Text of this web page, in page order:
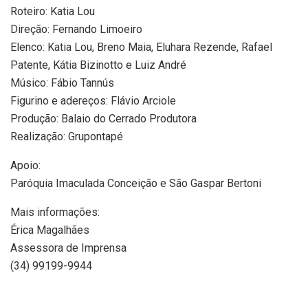
Roteiro: Katia Lou
Direção: Fernando Limoeiro
Elenco: Katia Lou, Breno Maia, Eluhara Rezende, Rafael
Patente, Kátia Bizinotto e Luiz André
Músico: Fábio Tannús
Figurino e adereços: Flávio Arciole
Produção: Balaio do Cerrado Produtora
Realização: Grupontapé
Apoio:
Paróquia Imaculada Conceição e São Gaspar Bertoni
Mais informações:
Érica Magalhães
Assessora de Imprensa
(34) 99199-9944